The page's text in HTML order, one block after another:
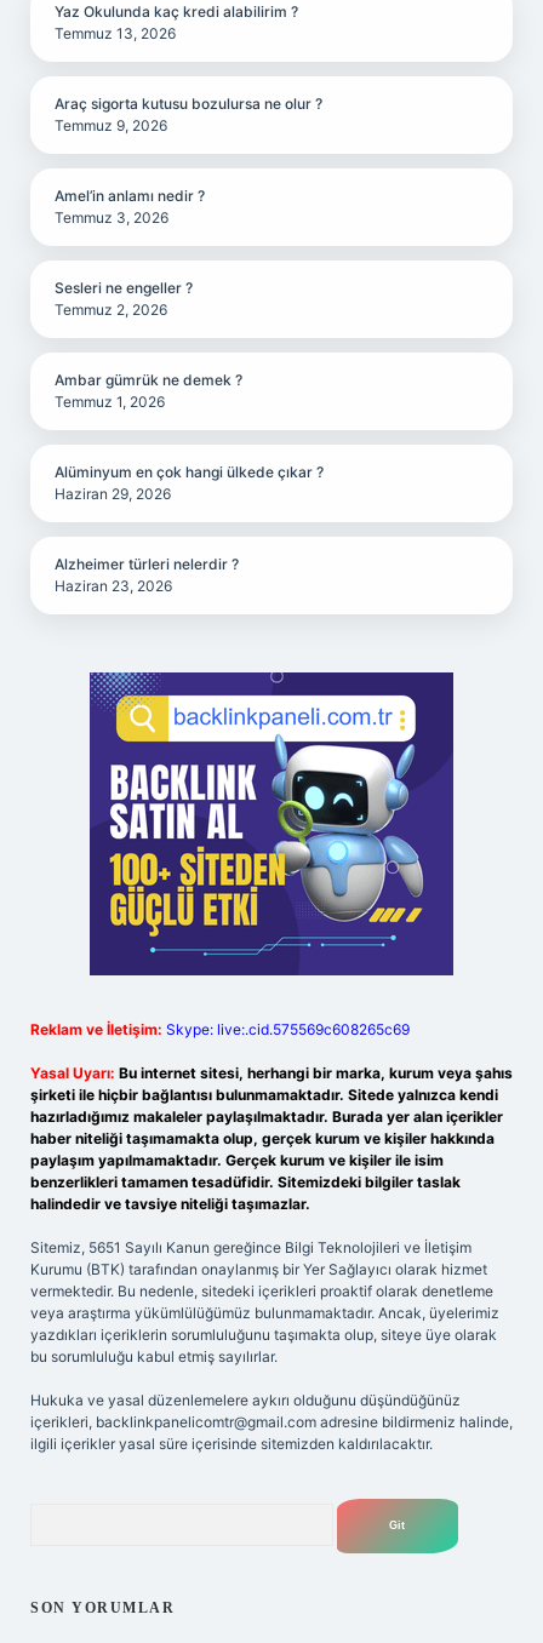
Yaz Okulunda kaç kredi alabilirim ?
Temmuz 13, 2026
Araç sigorta kutusu bozulursa ne olur ?
Temmuz 9, 2026
Amel’in anlamı nedir ?
Temmuz 3, 2026
Sesleri ne engeller ?
Temmuz 2, 2026
Ambar gümrük ne demek ?
Temmuz 1, 2026
Alüminyum en çok hangi ülkede çıkar ?
Haziran 29, 2026
Alzheimer türleri nelerdir ?
Haziran 23, 2026
Reklam ve İletişim: Skype: live:.cid.575569c608265c69
Yasal Uyarı: Bu internet sitesi, herhangi bir marka, kurum veya şahıs
şirketi ile hiçbir bağlantısı bulunmamaktadır. Sitede yalnızca kendi
hazırladığımız makaleler paylaşılmaktadır. Burada yer alan içerikler
haber niteliği taşımamakta olup, gerçek kurum ve kişiler hakkında
paylaşım yapılmamaktadır. Gerçek kurum ve kişiler ile isim
benzerlikleri tamamen tesadüfidir. Sitemizdeki bilgiler taslak
halindedir ve tavsiye niteliği taşımazlar.
Sitemiz, 5651 Sayılı Kanun gereğince Bilgi Teknolojileri ve İletişim
Kurumu (BTK) tarafından onaylanmış bir Yer Sağlayıcı olarak hizmet
vermektedir. Bu nedenle, sitedeki içerikleri proaktif olarak denetleme
veya araştırma yükümlülüğümüz bulunmamaktadır. Ancak, üyelerimiz
yazdıkları içeriklerin sorumluluğunu taşımakta olup, siteye üye olarak
bu sorumluluğu kabul etmiş sayılırlar.
Hukuka ve yasal düzenlemelere aykırı olduğunu düşündüğünüz
içerikleri, backlinkpanelicomtr@gmail.com adresine bildirmeniz halinde,
ilgili içerikler yasal süre içerisinde sitemizden kaldırılacaktır.
SON YORUMLAR